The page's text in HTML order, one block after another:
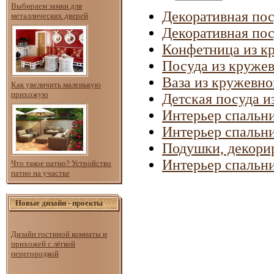
Выбираем замки для
металлических дверей
Как увеличить маленькую
прихожую
Что такое патио? Устройство
патио на участке
Новые дизайн - проекты
Дизайн гостиной комнаты и
прихожей с лёгкой
перегородкой
Декоративная
Декоративная
Конфетница из
Посуда из
Ваза из
Детская посуда
Интерьер
Интерьер
Подушки,
Интерьер